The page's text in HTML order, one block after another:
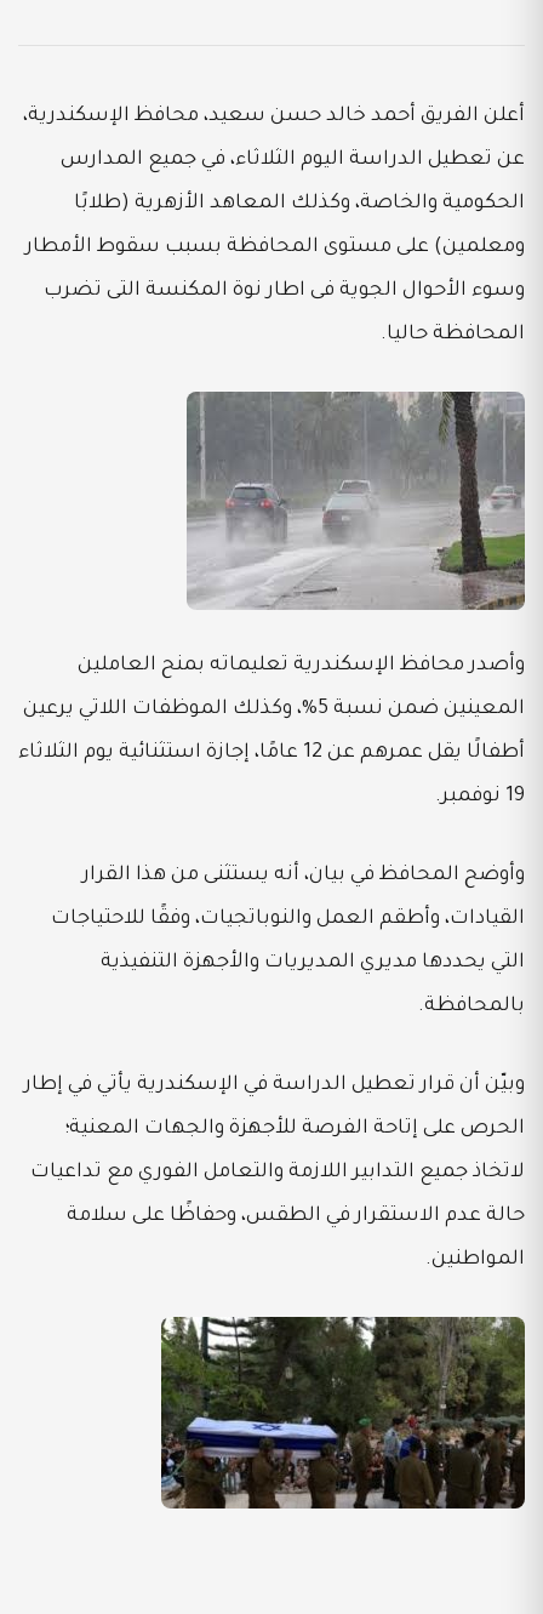
أعلن الفريق أحمد خالد حسن سعيد، محافظ الإسكندرية،
عن تعطيل الدراسة اليوم الثلاثاء، في جميع المدارس
الحكومية والخاصة، وكذلك المعاهد الأزهرية (طلابًا
ومعلمين) على مستوى المحافظة بسبب سقوط الأمطار
وسوء الأحوال الجوية فى اطار نوة المكنسة التى تضرب
المحافظة حاليا.
وأصدر محافظ الإسكندرية تعليماته بمنح العاملين
المعينين ضمن نسبة 5%، وكذلك الموظفات اللاتي يرعين
أطفالًا يقل عمرهم عن 12 عامًا، إجازة استثنائية يوم الثلاثاء
19 نوفمبر.
وأوضح المحافظ في بيان، أنه يستثنى من هذا القرار
القيادات، وأطقم العمل والنوباتجيات، وفقًا للاحتياجات
التي يحددها مديري المديريات والأجهزة التنفيذية
بالمحافظة.
وبيّن أن قرار تعطيل الدراسة في الإسكندرية يأتي في إطار
الحرص على إتاحة الفرصة للأجهزة والجهات المعنية؛
لاتخاذ جميع التدابير اللازمة والتعامل الفوري مع تداعيات
حالة عدم الاستقرار في الطقس، وحفاظًا على سلامة
المواطنين.